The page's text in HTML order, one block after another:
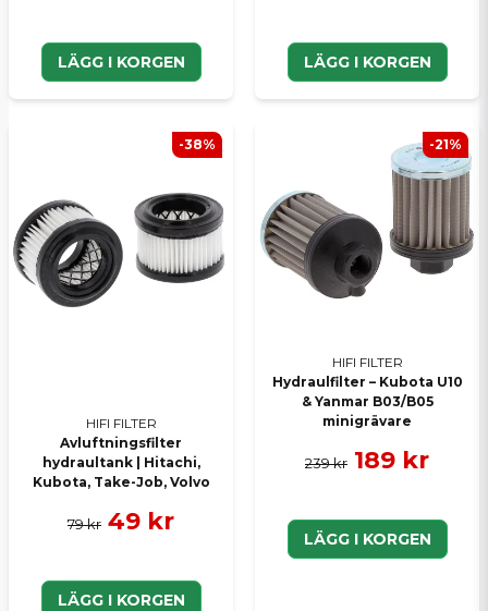
LÄGG I KORGEN LÄGG I KORGEN
HIFI FILTER
Avluftningsfilter
hydraultank | Hitachi,
Kubota, Take-Job, Volvo
79 kr 49 kr
LÄGG I KORGEN
-38%
HIFI FILTER
Hydraulfilter – Kubota U10
& Yanmar B03/B05
minigrävare
239 kr 189 kr
LÄGG I KORGEN
-21%